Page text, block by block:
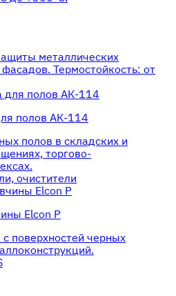
металлических
Термостойкость: от
полов АК-114
полов в складских и
торгово-
очистители
Elcon P
поверхностей черных